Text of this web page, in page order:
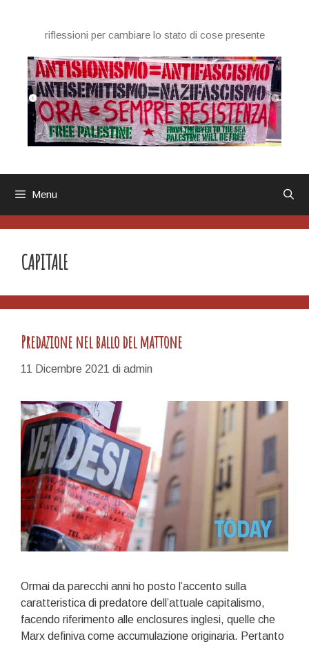
contenutoriflessioni per cambiare lo stato di cose presente
Menu
CAPITALE
Predazione nel ballo del mattone
11 Dicembre 2021 di admin
Ormai da parecchi anni ho posto l’accento sulla
caratteristica di predatore dell’attuale capitalismo,
facendo riferimento alle enclosures inglesi, quelle che
Marx definiva come accumulazione originaria. Pertanto